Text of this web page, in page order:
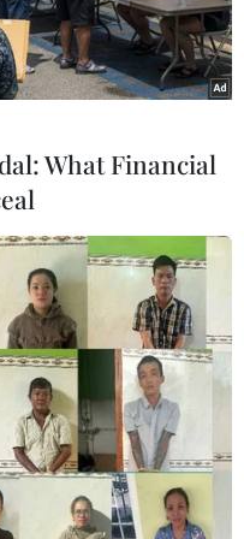
trên Địa Trung Hải, ngoài
họa: AFP/TTXVN)
Italy, thêm một
trên tuyến đường
khiến ít nhất 11
người khác mất
What Financial